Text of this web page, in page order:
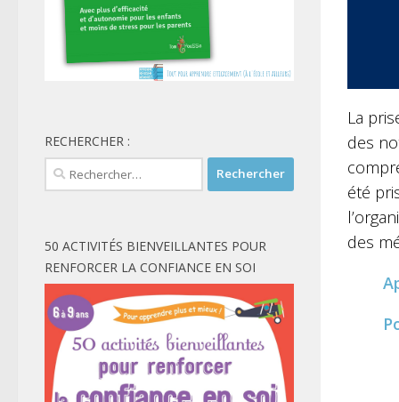
La
des
été
des
RECHERCHER :
Rechercher :
50 ACTIVITÉS BIENVEILLANTES POUR
RENFORCER LA CONFIANCE EN SOI